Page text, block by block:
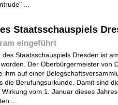
...
Staatsschauspiels
eingeführt
Staatsschauspiels Dresden ist
Der Oberbürgermeister von
ihm auf einer
die Berufungsurkunde. Damit sind
vom 1. Januar dieses
...